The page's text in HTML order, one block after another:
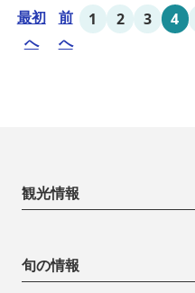
最初
へ
前
へ
1 2 3 4
観光情報
旬の情報